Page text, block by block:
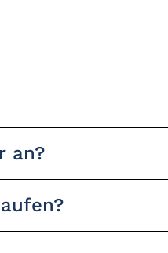
an?